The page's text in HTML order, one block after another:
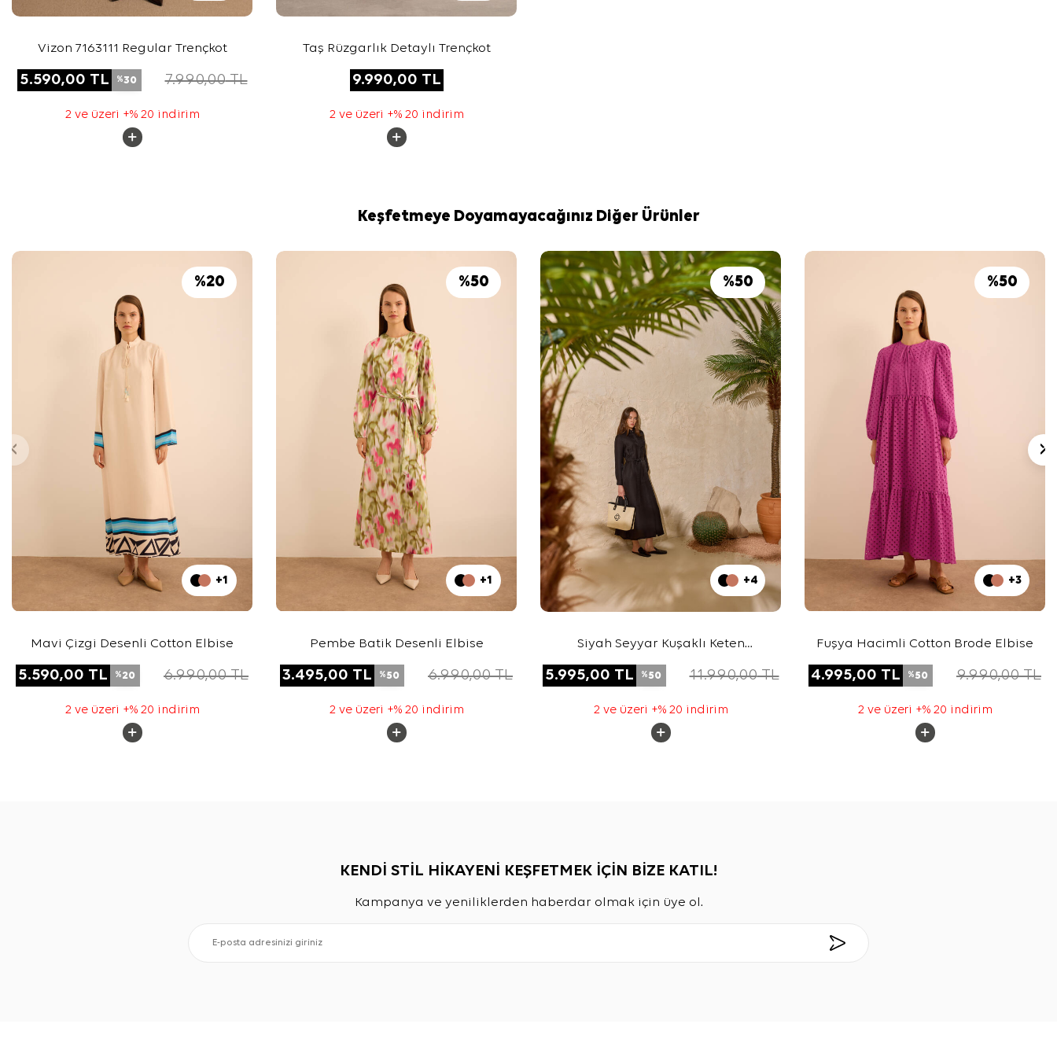
Vizon 7163111 Regular Trençkot
5.590,00 TL %30 7.990,00TL
2 ve üzeri +% 20 indirim
Taş Rüzgarlık Detaylı Trençkot
9.990,00 TL
2 ve üzeri +% 20 indirim
Keşfetmeye Doyamayacağınız Diğer Ürünler
%20
+1
Mavi Çizgi Desenli Cotton Elbise
5.590,00 TL %20 6.990,00TL
2 ve üzeri +% 20 indirim
%50
+1
Pembe Batik Desenli Elbise
3.495,00 TL %50 6.990,00TL
2 ve üzeri +% 20 indirim
%50
+4
Siyah Seyyar Kuşaklı Keten
5.995,00 TL %50 11.990,00TL
2 ve üzeri +% 20 indirim
%50
+3
Fuşya Hacimli Cotton Brode Elbise
4.995,00 TL %50 9.990,00TL
2 ve üzeri +% 20 indirim
KENDİ STİL HİKAYENİ KEŞFETMEK İÇİN BİZE KATIL!
Kampanya ve yeniliklerden haberdar olmak için üye ol.